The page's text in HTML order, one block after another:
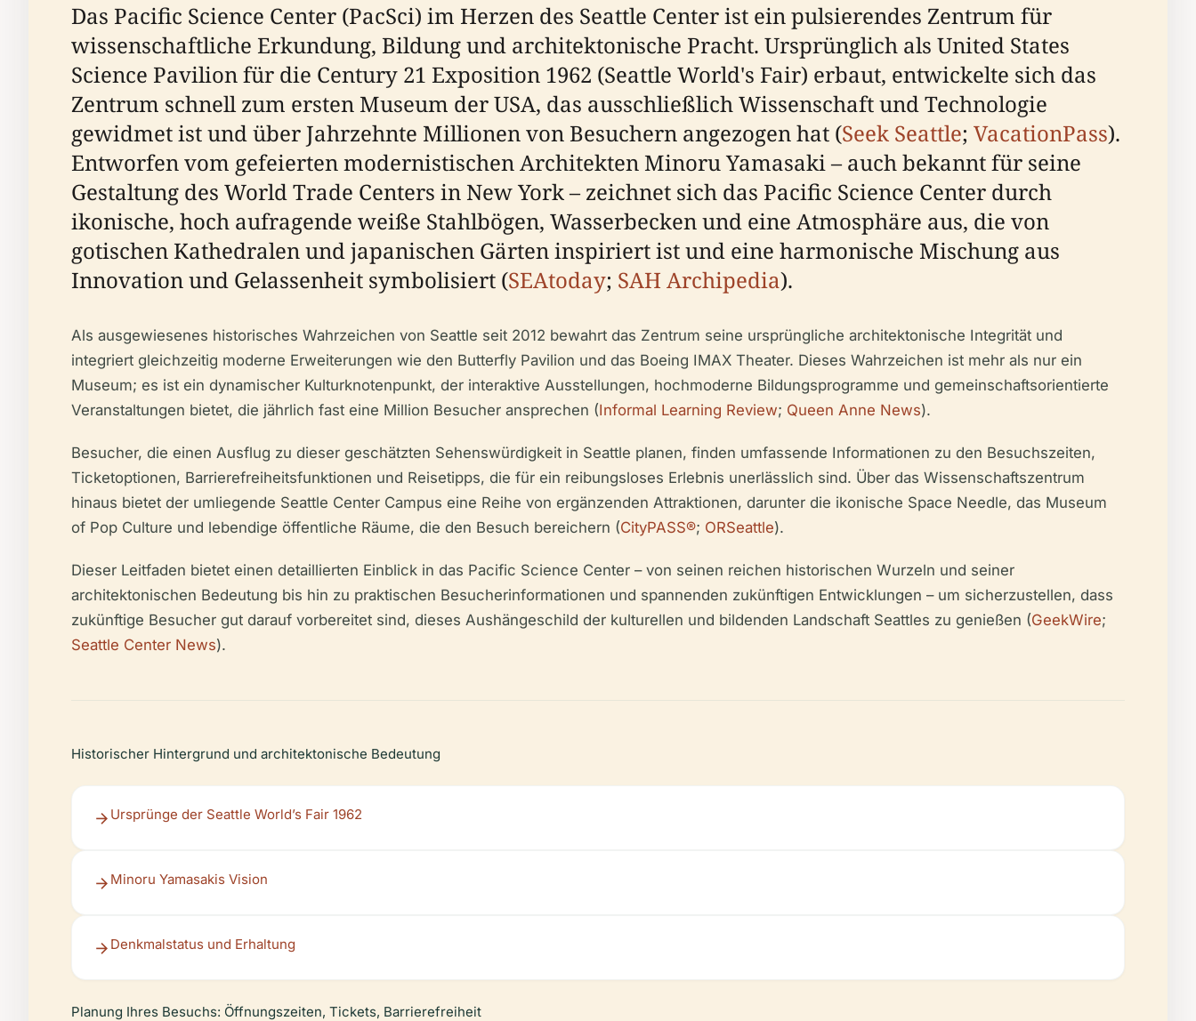
Das Pacific Science Center (PacSci) im Herzen des Seattle Center ist ein pulsierendes Zentrum für
wissenschaftliche Erkundung, Bildung und architektonische Pracht. Ursprünglich als United States
Science Pavilion für die Century 21 Exposition 1962 (Seattle World's Fair) erbaut, entwickelte sich das
Zentrum schnell zum ersten Museum der USA, das ausschließlich Wissenschaft und Technologie
gewidmet ist und über Jahrzehnte Millionen von Besuchern angezogen hat (Seek Seattle; VacationPass).
Entworfen vom gefeierten modernistischen Architekten Minoru Yamasaki – auch bekannt für seine
Gestaltung des World Trade Centers in New York – zeichnet sich das Pacific Science Center durch
ikonische, hoch aufragende weiße Stahlbögen, Wasserbecken und eine Atmosphäre aus, die von
gotischen Kathedralen und japanischen Gärten inspiriert ist und eine harmonische Mischung aus
Innovation und Gelassenheit symbolisiert (SEAtoday; SAH Archipedia).
Als ausgewiesenes historisches Wahrzeichen von Seattle seit 2012 bewahrt das Zentrum seine ursprüngliche architektonische Integrität und
integriert gleichzeitig moderne Erweiterungen wie den Butterfly Pavilion und das Boeing IMAX Theater. Dieses Wahrzeichen ist mehr als nur ein
Museum; es ist ein dynamischer Kulturknotenpunkt, der interaktive Ausstellungen, hochmoderne Bildungsprogramme und gemeinschaftsorientierte
Veranstaltungen bietet, die jährlich fast eine Million Besucher ansprechen (Informal Learning Review; Queen Anne News).
Besucher, die einen Ausflug zu dieser geschätzten Sehenswürdigkeit in Seattle planen, finden umfassende Informationen zu den Besuchszeiten,
Ticketoptionen, Barrierefreiheitsfunktionen und Reisetipps, die für ein reibungsloses Erlebnis unerlässlich sind. Über das Wissenschaftszentrum
hinaus bietet der umliegende Seattle Center Campus eine Reihe von ergänzenden Attraktionen, darunter die ikonische Space Needle, das Museum
of Pop Culture und lebendige öffentliche Räume, die den Besuch bereichern (CityPASS®; ORSeattle).
Dieser Leitfaden bietet einen detaillierten Einblick in das Pacific Science Center – von seinen reichen historischen Wurzeln und seiner
architektonischen Bedeutung bis hin zu praktischen Besucherinformationen und spannenden zukünftigen Entwicklungen – um sicherzustellen, dass
zukünftige Besucher gut darauf vorbereitet sind, dieses Aushängeschild der kulturellen und bildenden Landschaft Seattles zu genießen (GeekWire;
Seattle Center News).
Historischer Hintergrund und architektonische Bedeutung
Ursprünge der Seattle World’s Fair 1962
Minoru Yamasakis Vision
Denkmalstatus und Erhaltung
Planung Ihres Besuchs: Öffnungszeiten, Tickets, Barrierefreiheit